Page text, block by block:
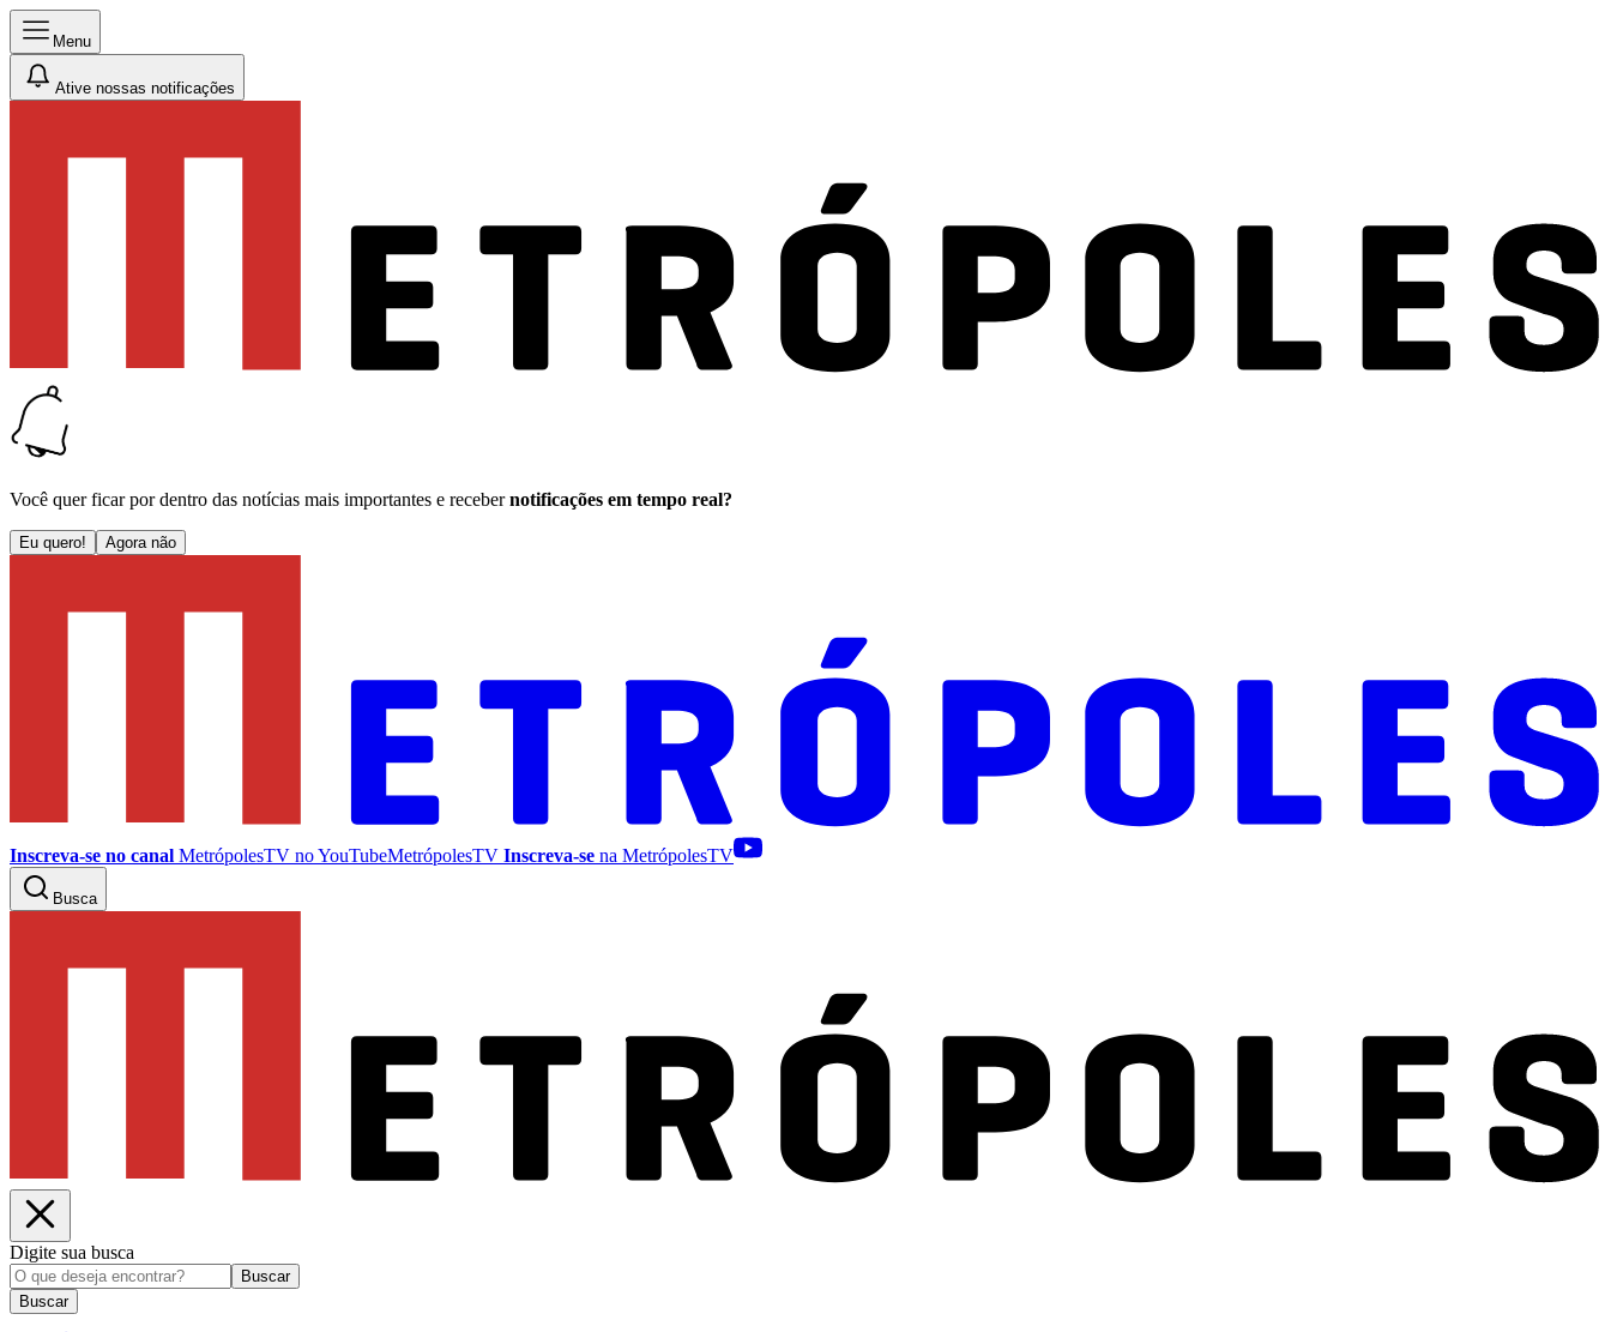
Menu
Ative nossas notificações
Você quer ficar por dentro das notícias mais importantes e receber notificações em tempo real?
Eu quero! Agora não
Inscreva-se no canal MetrópolesTV noYouTubeMetrópolesTV Inscreva-se na MetrópolesTV
Busca
Digite sua busca
Buscar
Buscar